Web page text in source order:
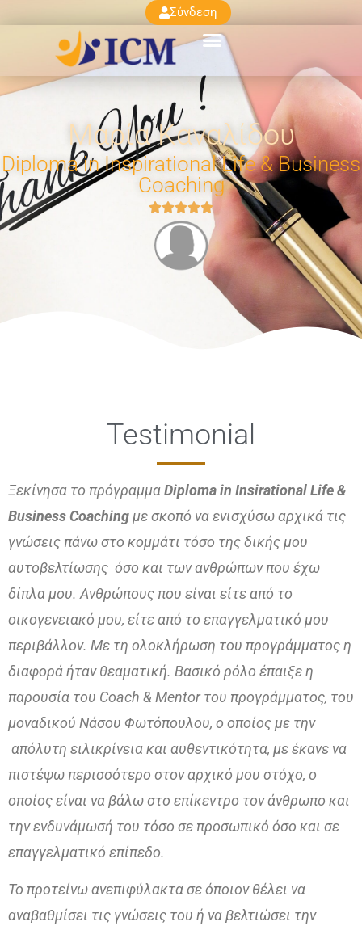
Σύνδεση
Μαρία Καναλίδου
Diploma in Inspirational Life & Business
Coaching

Testimonial
Ξεκίνησα το πρόγραμμαDiploma in Insirational Life &
Business Coachingμε σκοπό να ενισχύσω αρχικά τις
γνώσεις πάνω στο κομμάτι τόσο της δικής μου
αυτοβελτίωσης όσο και των ανθρώπων που έχω
δίπλα μου. Ανθρώπους που είναι είτε από το
οικογενειακό μου, είτε από το επαγγελματικό μου
περιβάλλον. Με τη ολοκλήρωση του προγράμματος η
διαφορά ήταν θεαματική. Βασικό ρόλο έπαιξε η
παρουσία του Coach & Mentor του προγράμματος, του
μοναδικού Νάσου Φωτόπουλου, ο οποίος με την
απόλυτη ειλικρίνεια και αυθεντικότητα, με έκανε να
πιστέψω περισσότερο στον αρχικό μου στόχο, ο
οποίος είναι να βάλω στο επίκεντρο τον άνθρωπο και
την ενδυνάμωσή του τόσο σε προσωπικό όσο και σε
επαγγελματικό επίπεδο.
Το προτείνω ανεπιφύλακτα σε όποιον θέλει να
αναβαθμίσει τις γνώσεις του ή να βελτιώσει την